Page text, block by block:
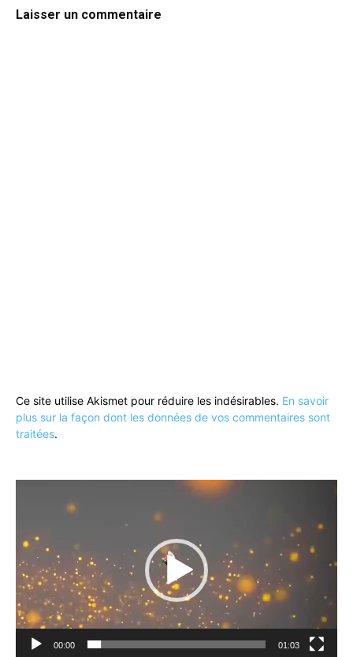
Laisser un commentaire
Ce site utilise Akismet pour réduire les indésirables. En savoir
plus sur la façon dont les données de vos commentaires sont
traitées.
00:00 01:03